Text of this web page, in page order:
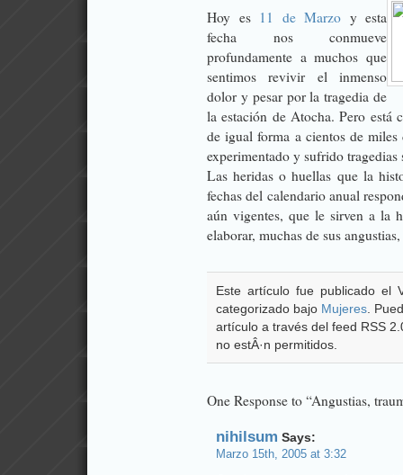
Hoy es 11 de Marzo y esta
fecha nos conmueve
profundamente a muchos que
sentimos revivir el inmenso
dolor y pesar por la tragedia de
la estación de Atocha. Pero está
de igual forma a cientos de
experimentado y sufrido tragedias
Las heridas o huellas que la
fechas del calendario anual
aún vigentes, que le sirven a la
elaborar, muchas de sus
Este artículo fue publicado el
categorizado bajo Mujeres .
artículo a través del feed RSS
no estÂ·n permitidos.
One Response to “Angustias,
nihilsum Says:
Marzo 15th, 2005 at 3:32